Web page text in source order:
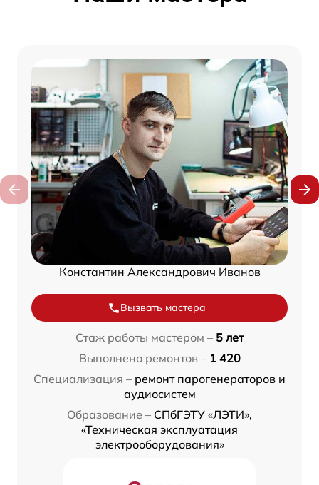
Константин Александрович Иванов
Вызвать мастера
Стаж работы мастером – 5 лет
Выполнено ремонтов – 1 420
Специализация – ремонт парогенераторов и
аудиосистем
Образование – СПбГЭТУ «ЛЭТИ»,
«Техническая эксплуатация
электрооборудования»